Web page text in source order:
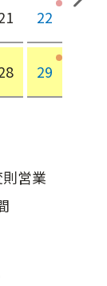
22
29
営業